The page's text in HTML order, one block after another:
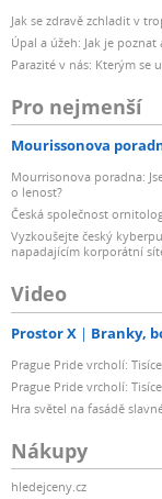
Jak se zdravě zchladit v
Úpal a úžeh: Jak je
Parazité v nás: Kterým se
Pro nejmenší
Mourissonova
Mourrisonova poradna:
o lenost?
Česká společnost
Vyzkoušejte český
napadajícím korporátní
Video
Prostor X Branky,
Prague Pride vrcholí:
Prague Pride vrcholí:
Hra světel na fasádě
Nákupy
hledejceny.cz